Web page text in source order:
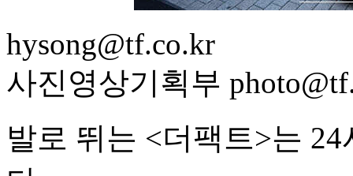
hysong@tf.co.kr
사진영상기획부
발로 뛰는 <더팩트>는